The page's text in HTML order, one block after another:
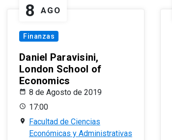
8 AGO
Finanzas
Daniel Paravisini,
London School of
Economics
8 de Agosto de 2019
17:00
Facultad de Ciencias
Económicas y Administrativas